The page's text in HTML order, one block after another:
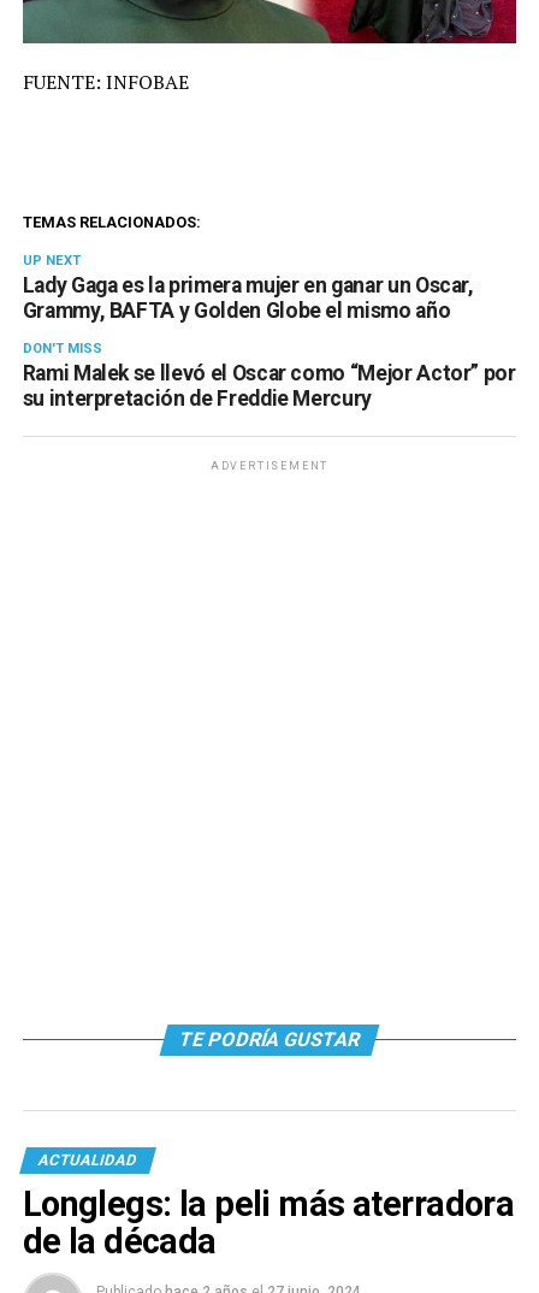
FUENTE: INFOBAE
TEMAS RELACIONADOS:
UP NEXT
Lady Gaga es la primera mujer en ganar un Oscar,
Grammy, BAFTA y Golden Globe el mismo año
DON'T MISS
Rami Malek se llevó el Oscar como “Mejor Actor” por
su interpretación de Freddie Mercury
ADVERTISEMENT
TE PODRÍA GUSTAR
ACTUALIDAD
Longlegs: la peli más aterradora
de la década